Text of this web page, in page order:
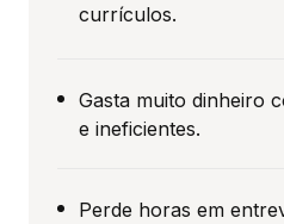
currículos.
Gasta muito dinheiro
e ineficientes.
Perde horas em